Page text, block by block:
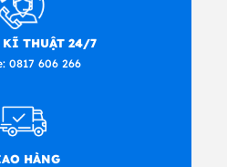
KĨ THUẬT 24/7
0817 606 266
HÀNG